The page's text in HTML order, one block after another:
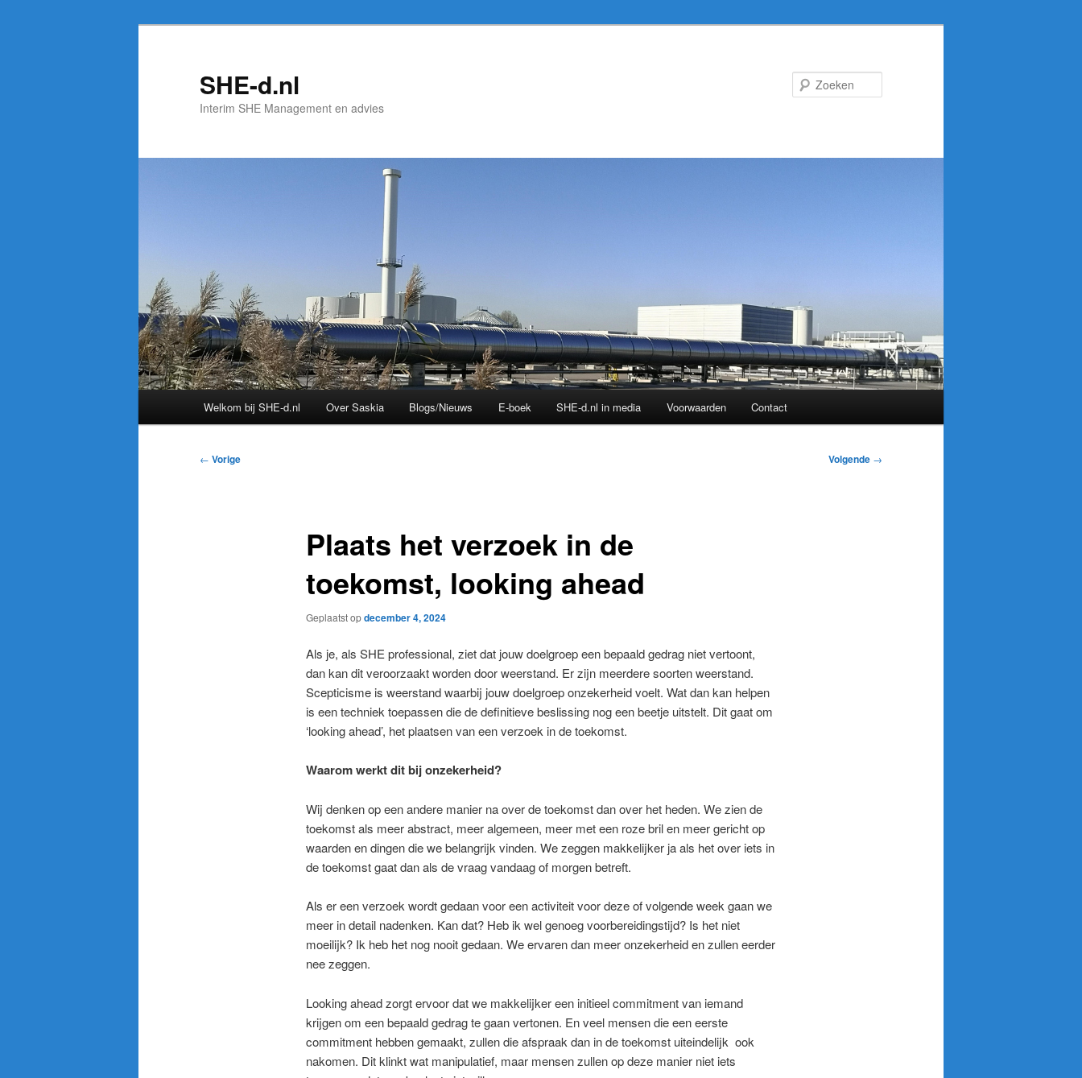
SHE-d.nl
Interim SHE Management en advies
Welkom bij SHE-d.nl Over Saskia Blogs/Nieuws E-boek SHE-d.nl in media Voorwaarden Contact
Bericht
← Vorige Volgende →
Plaats het verzoek in de
toekomst, looking ahead
Geplaatst opdecember 4, 2024
Als je, als SHE professional, ziet dat jouw doelgroep een bepaald gedrag niet vertoont,
dan kan dit veroorzaakt worden door weerstand. Er zijn meerdere soorten weerstand.
Scepticisme is weerstand waarbij jouw doelgroep onzekerheid voelt. Wat dan kan helpen
is een techniek toepassen die de definitieve beslissing nog een beetje uitstelt. Dit gaat om
‘looking ahead’, het plaatsen van een verzoek in de toekomst.
Waarom werkt dit bij onzekerheid?
Wij denken op een andere manier na over de toekomst dan over het heden. We zien de
toekomst als meer abstract, meer algemeen, meer met een roze bril en meer gericht op
waarden en dingen die we belangrijk vinden. We zeggen makkelijker ja als het over iets in
de toekomst gaat dan als de vraag vandaag of morgen betreft.
Als er een verzoek wordt gedaan voor een activiteit voor deze of volgende week gaan we
meer in detail nadenken. Kan dat? Heb ik wel genoeg voorbereidingstijd? Is het niet
moeilijk? Ik heb het nog nooit gedaan. We ervaren dan meer onzekerheid en zullen eerder
nee zeggen.
Looking ahead zorgt ervoor dat we makkelijker een initieel commitment van iemand
krijgen om een bepaald gedrag te gaan vertonen. En veel mensen die een eerste
commitment hebben gemaakt, zullen die afspraak dan in de toekomst uiteindelijk ook
nakomen. Dit klinkt wat manipulatief, maar mensen zullen op deze manier niet iets